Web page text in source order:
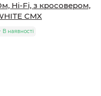
Hi-Fi, з кросовером,
CMX
В наявності